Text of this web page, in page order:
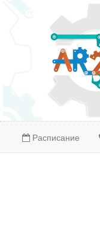
Расписание